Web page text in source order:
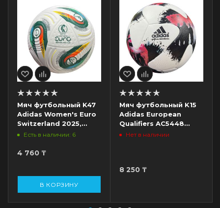
Мяч футбольный K47
Adidas Women's Euro
Switzerland 2025,
разм. 5, белый/
Есть в наличии: 6
4 760 ₸
В КОРЗИНУ
Мяч футбольный K15
Adidas European
Qualifiers AC5448
Replica, разм. 5,
Нет в наличии
8 250 ₸